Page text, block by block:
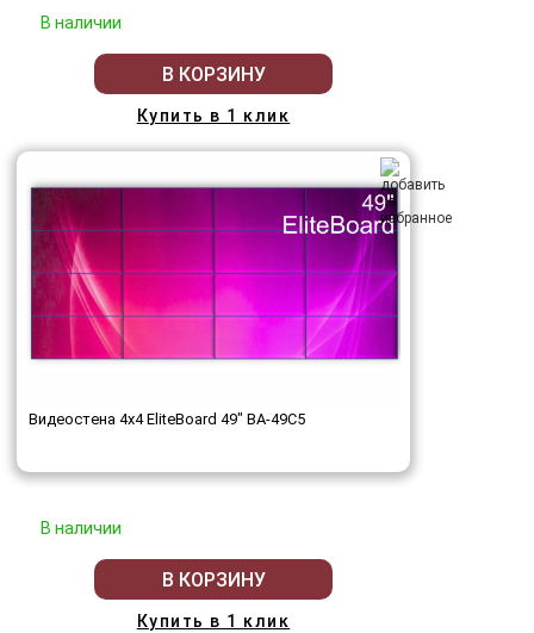
В наличии
В КОРЗИНУ
Купить в 1 клик
Видеостена 4x4 EliteBoard 49" BA-49C5
В наличии
В КОРЗИНУ
Купить в 1 клик